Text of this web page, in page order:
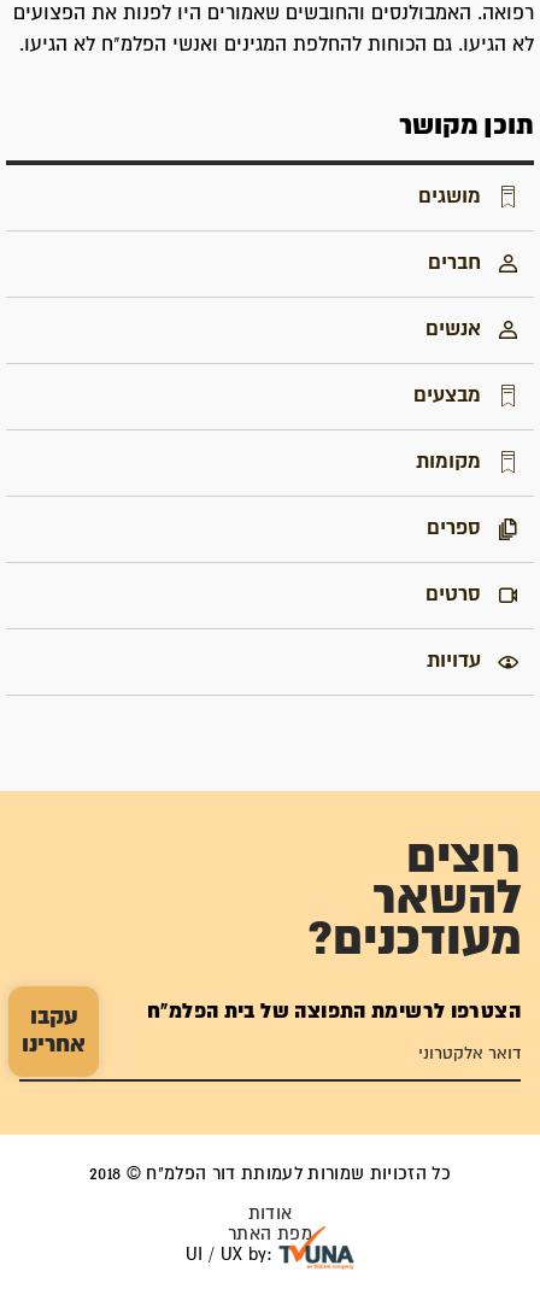
עקבו
אחרינו
רפואה. האמבולנסים והחובשים שאמורים היו לפנות את הפצועים
לא הגיעו. גם הכוחות להחלפת המגינים ואנשי הפלמ"ח לא הגיעו.
תוכן מקושר
מושגים
חברים
אנשים
מבצעים
מקומות
ספרים
סרטים
עדויות
רוצים
להשאר
מעודכנים?
הצטרפו לרשימת התפוצה של בית הפלמ"ח
כל הזכויות שמורות לעמותת דור הפלמ"ח © 2018
אודות
מפת האתר
UI / UX by: